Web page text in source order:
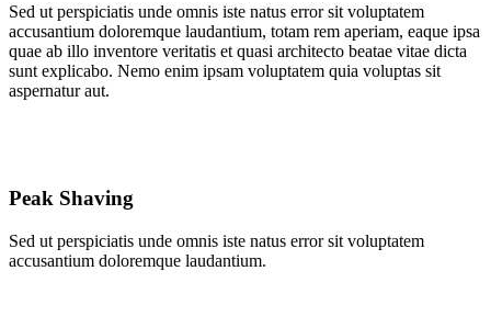
Sed ut perspiciatis unde omnis iste natus error sit voluptatem
accusantium doloremque laudantium, totam rem aperiam, eaque ipsa
quae ab illo inventore veritatis et quasi architecto beatae vitae dicta
sunt explicabo. Nemo enim ipsam voluptatem quia voluptas sit
aspernatur aut.
Peak Shaving
Sed ut perspiciatis unde omnis iste natus error sit voluptatem
accusantium doloremque laudantium.